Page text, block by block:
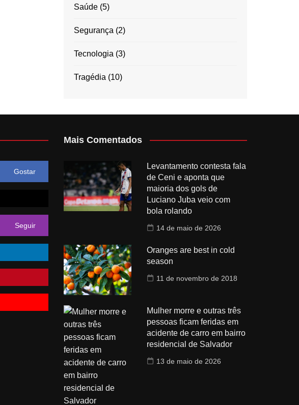
Saúde (5)
Segurança (2)
Tecnologia (3)
Tragédia (10)
Gostar
Seguir
Mais Comentados
Levantamento contesta fala
de Ceni e aponta que
maioria dos gols de
Luciano Juba veio com
bola rolando
14 de maio de 2026
Oranges are best in cold
season
11 de novembro de 2018
Mulher morre e outras três
pessoas ficam feridas em
acidente de carro em bairro
residencial de Salvador
13 de maio de 2026